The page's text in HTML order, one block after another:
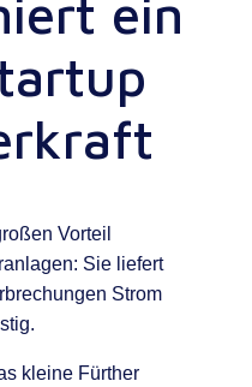
ein
Vorteil
Sie liefert
Strom
kleine Fürther